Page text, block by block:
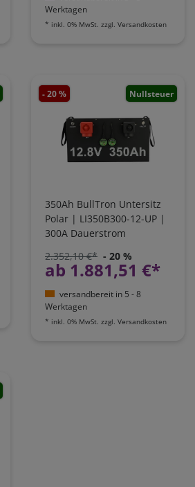
Werktagen
* inkl. 0% MwSt. zzgl. Versandkosten
- 20 % Nullsteuer
350Ah BullTron Untersitz
Polar | LI350B300-12-UP |
300A Dauerstrom
2.352,10 €* - 20 %
ab 1.881,51 €*
versandbereit in 5 - 8
Werktagen
* inkl. 0% MwSt. zzgl. Versandkosten